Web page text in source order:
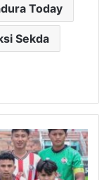
Today
Sekda